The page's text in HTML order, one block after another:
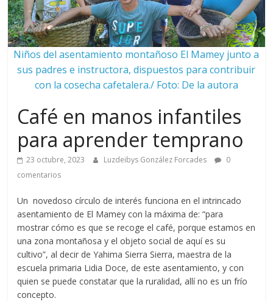
Niños del asentamiento montañoso El Mamey junto a
sus padres e instructora, dispuestos para contribuir
con la cosecha cafetalera./ Foto: De la autora
Café en manos infantiles
para aprender temprano
23 octubre, 2023 Luzdeibys González Forcades
0
comentarios
Un novedoso círculo de interés funciona en el intrincado
asentamiento de El Mamey con la máxima de: “para
mostrar cómo es que se recoge el café, porque estamos en
una zona montañosa y el objeto social de aquí es su
cultivo”, al decir de Yahima Sierra Sierra, maestra de la
escuela primaria Lidia Doce, de este asentamiento, y con
quien se puede constatar que la ruralidad, allí no es un frío
concepto.